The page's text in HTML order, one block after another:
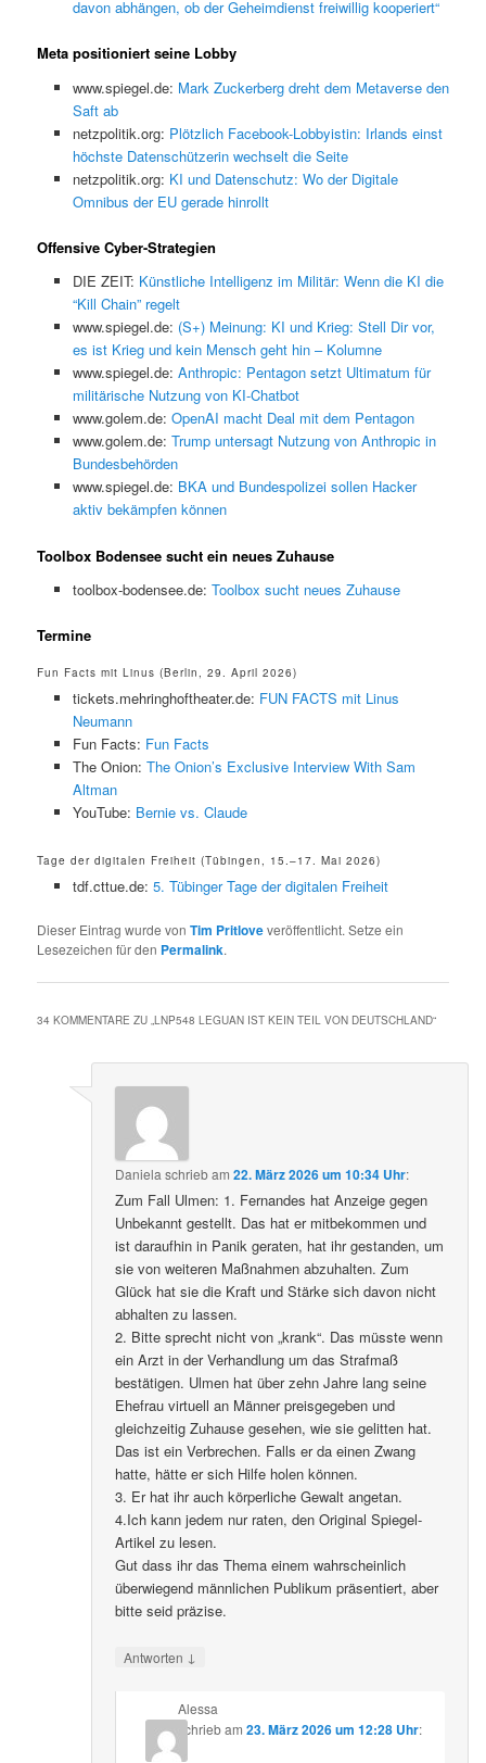
davon abhängen, ob der Geheimdienst freiwillig kooperiert“
Meta positioniert seine Lobby
www.spiegel.de: Mark Zuckerberg dreht dem Metaverse den
Saft ab
netzpolitik.org: Plötzlich Facebook-Lobbyistin: Irlands einst
höchste Datenschützerin wechselt die Seite
netzpolitik.org: KI und Datenschutz: Wo der Digitale
Omnibus der EU gerade hinrollt
Offensive Cyber-Strategien
DIE ZEIT: Künstliche Intelligenz im Militär: Wenn die KI die
“Kill Chain” regelt
www.spiegel.de: (S+) Meinung: KI und Krieg: Stell Dir vor,
es ist Krieg und kein Mensch geht hin – Kolumne
www.spiegel.de: Anthropic: Pentagon setzt Ultimatum für
militärische Nutzung von KI-Chatbot
www.golem.de: OpenAI macht Deal mit dem Pentagon
www.golem.de: Trump untersagt Nutzung von Anthropic in
Bundesbehörden
www.spiegel.de: BKA und Bundespolizei sollen Hacker
aktiv bekämpfen können
Toolbox Bodensee sucht ein neues Zuhause
toolbox-bodensee.de: Toolbox sucht neues Zuhause
Termine
Fun Facts mit Linus (Berlin, 29. April 2026)
tickets.mehringhoftheater.de: FUN FACTS mit Linus
Neumann
Fun Facts: Fun Facts
The Onion: The Onion’s Exclusive Interview With Sam
Altman
YouTube: Bernie vs. Claude
Tage der digitalen Freiheit (Tübingen, 15.–17. Mai 2026)
tdf.cttue.de: 5. Tübinger Tage der digitalen Freiheit
Dieser Eintrag wurde vonTim Pritloveveröffentlicht. Setze ein
Lesezeichen für den Permalink.
34 KOMMENTARE ZU „LNP548 LEGUAN IST KEIN TEIL VON DEUTSCHLAND“
Daniela schriebam22. März 2026 um 10:34 Uhr:
Zum Fall Ulmen: 1. Fernandes hat Anzeige gegen
Unbekannt gestellt. Das hat er mitbekommen und
ist daraufhin in Panik geraten, hat ihr gestanden, um
sie von weiteren Maßnahmen abzuhalten. Zum
Glück hat sie die Kraft und Stärke sich davon nicht
abhalten zu lassen.
2. Bitte sprecht nicht von „krank“. Das müsste wenn
ein Arzt in der Verhandlung um das Strafmaß
bestätigen. Ulmen hat über zehn Jahre lang seine
Ehefrau virtuell an Männer preisgegeben und
gleichzeitig Zuhause gesehen, wie sie gelitten hat.
Das ist ein Verbrechen. Falls er da einen Zwang
hatte, hätte er sich Hilfe holen können.
3. Er hat ihr auch körperliche Gewalt angetan.
4.Ich kann jedem nur raten, den Original Spiegel-
Artikel zu lesen.
Gut dass ihr das Thema einem wahrscheinlich
überwiegend männlichen Publikum präsentiert, aber
bitte seid präzise.
Antworten ↓
Alessa
schriebam 23. März 2026 um 12:28 Uhr: